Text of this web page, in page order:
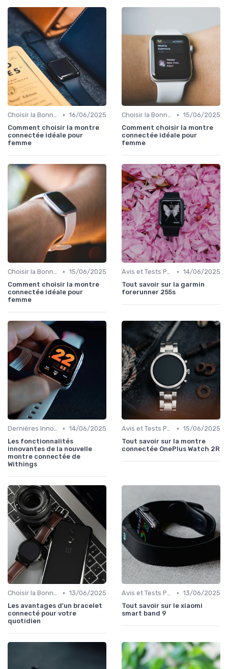
Choisir la Bonne Montre Connectée • 16/06/2025
Comment choisir la montre
connectée idéale pour
femme
Choisir la Bonne Montre Connectée • 15/06/2025
Comment choisir la montre
connectée idéale pour
femme
Choisir la Bonne Montre Connectée • 15/06/2025
Comment choisir la montre
connectée idéale pour
femme
Avis et Tests Produits • 14/06/2025
Tout savoir sur la garmin
forerunner 255s
Dernières Innovations • 14/06/2025
Les fonctionnalités
innovantes de la nouvelle
montre connectée de
Withings
Avis et Tests Produits • 15/06/2025
Tout savoir sur la montre
connectée OnePlus Watch 2R
Choisir la Bonne Montre Connectée • 13/06/2025
Les avantages d'un bracelet
connecté pour votre
quotidien
Avis et Tests Produits • 13/06/2025
Tout savoir sur le xiaomi
smart band 9